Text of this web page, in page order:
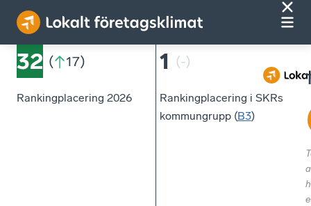
32 ( 17)
Rankingplacering 2026
1 (-)
Rankingplacering i SKRs
kommungrupp (B3)